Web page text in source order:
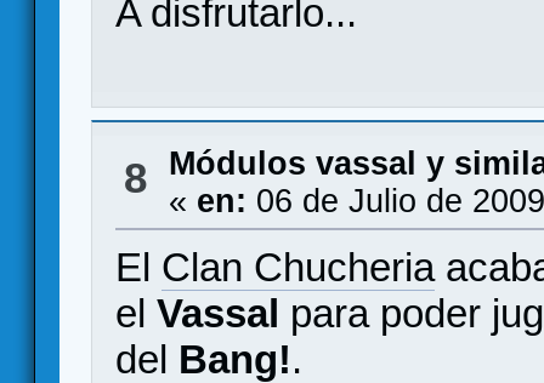
A disfrutarlo...
8
Módulos vassal y
« en: 06 de Julio de
El Clan Chucheria
elVassal para poder
del Bang!.